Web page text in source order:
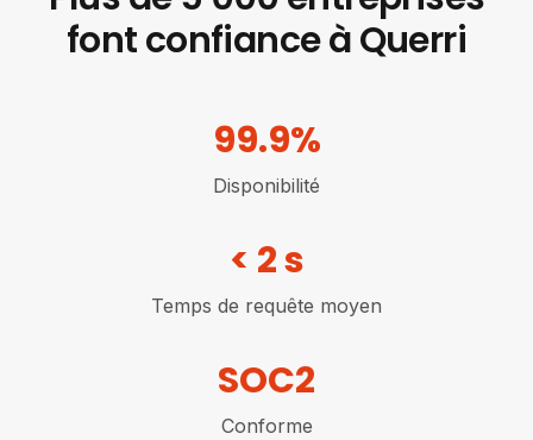
font confiance à Querri
99.9%
Disponibilité
< 2 s
Temps de requête moyen
SOC2
Conforme